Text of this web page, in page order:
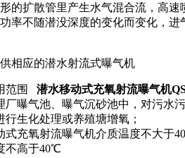
的扩散管里产生水气混合流，高
率不随潜没深度的变化而变化，
相应的潜水射流式曝气机
范围 潜水移动式充氧射流曝气机
曝气池、曝气沉砂池中，对污水
生化处理或养殖塘增氧；
充氧射流曝气机介质温度不大于
不高于40℃